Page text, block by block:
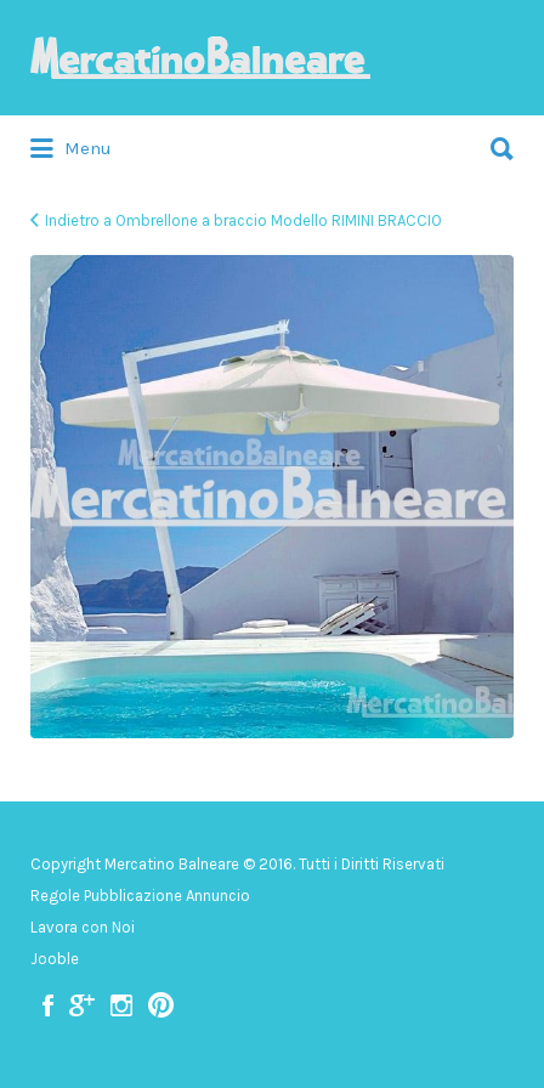
Menu
Indietro a Ombrellone a braccio Modello RIMINI BRACCIO
Copyright Mercatino Balneare © 2016. Tutti i Diritti Riservati
Regole Pubblicazione Annuncio
Lavora con Noi
Jooble